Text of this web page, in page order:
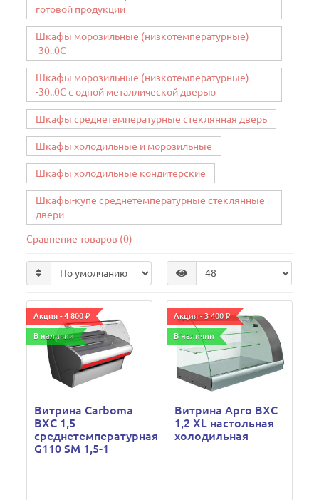
готовой продукции
Шкафы морозильные (низкотемпературные)
-30..0C
Шкафы морозильные (низкотемпературные)
-30..0C с одной металлической дверью
Шкафы среднетемпературные стеклянная дверь
Шкафы холодильные и морозильные
Шкафы холодильные кондитерские
Шкафы-купе среднетемпературные стеклянные
двери
Сравнение товаров (0)
Акция - 4 800 ₽
В наличии
Витрина Carboma
ВХС 1,5
среднетемпературная
G110 SM 1,5-1
Акция - 3 400 ₽
В наличии
Витрина Арго ВХС
1,2 XL настольная
холодильная